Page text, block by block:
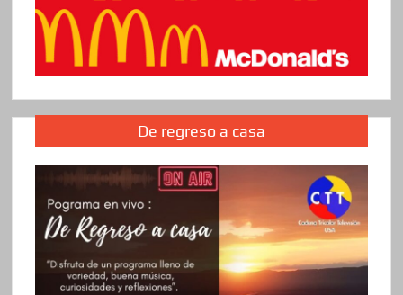
De regreso a casa